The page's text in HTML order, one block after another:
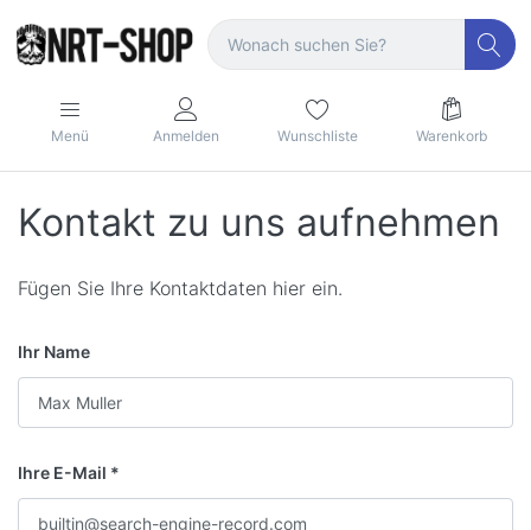
Menü Anmelden Wunschliste Warenkorb
Kontakt zu uns aufnehmen
Fügen Sie Ihre Kontaktdaten hier ein.
Ihr Name
Ihre E-Mail